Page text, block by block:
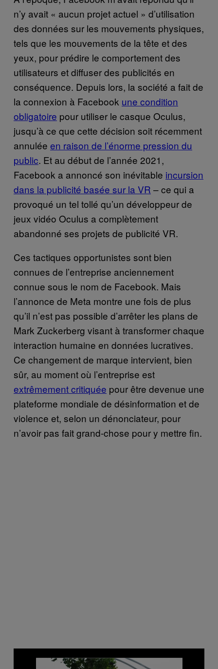
n’y avait « aucun projet actuel » d’utilisation
des données sur les mouvements physiques,
tels que les mouvements de la tête et des
yeux, pour prédire le comportement des
utilisateurs et diffuser des publicités en
conséquence. Depuis lors, la société a fait de
la connexion à Facebook une condition
obligatoire pour utiliser le casque Oculus,
jusqu’à ce que cette décision soit récemment
annulée en raison de l’énorme pression du
public. Et au début de l’année 2021,
Facebook a annoncé son inévitable incursion
dans la publicité basée sur la VR – ce qui a
provoqué un tel tollé qu’un développeur de
jeux vidéo Oculus a complètement
abandonné ses projets de publicité VR.
Ces tactiques opportunistes sont bien
connues de l’entreprise anciennement
connue sous le nom de Facebook. Mais
l’annonce de Meta montre une fois de plus
qu’il n’est pas possible d’arrêter les plans de
Mark Zuckerberg visant à transformer chaque
interaction humaine en données lucratives.
Ce changement de marque intervient, bien
sûr, au moment où l’entreprise est
extrêmement critiquée pour être devenue une
plateforme mondiale de désinformation et de
violence et, selon un dénonciateur, pour
n’avoir pas fait grand-chose pour y mettre fin.